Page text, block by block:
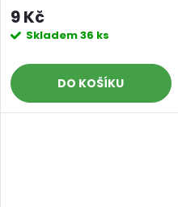
9 Kč
Skladem36 ks
DO KOŠÍKU